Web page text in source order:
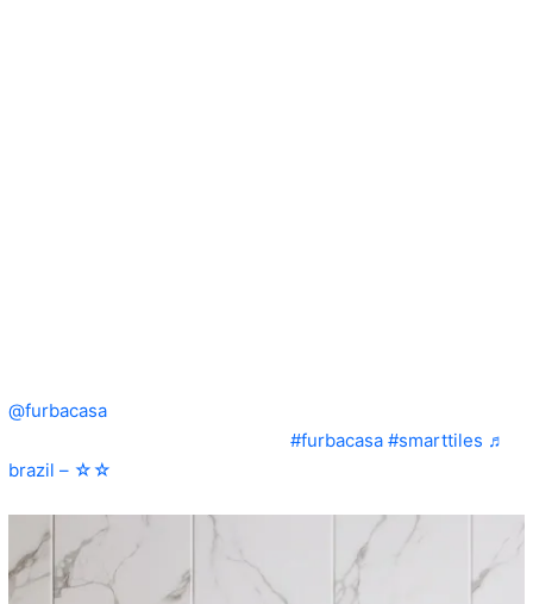
@furbacasa
#furbacasa #smarttiles ♬
brazil – ☆☆